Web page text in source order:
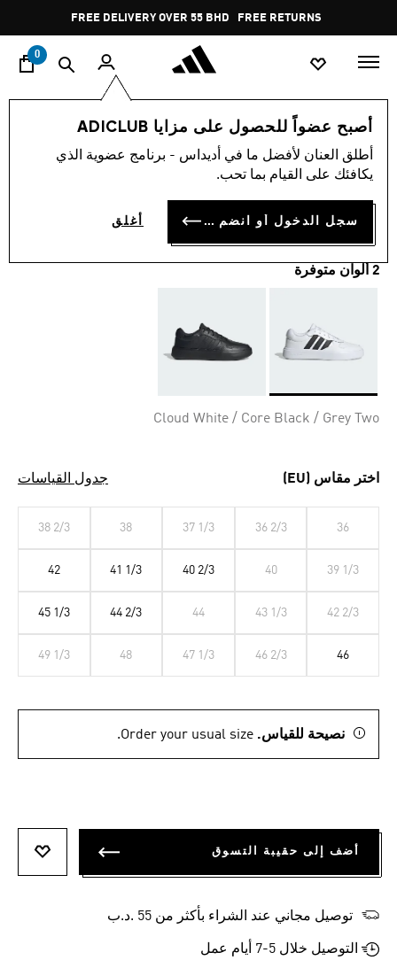
Pause
promotion
rotation
FREE DELIVERY OVER 55 BHD FREE RETURNS
0
أصبح عضواً للحصول على مزايا ADICLUB
أطلق العنان لأفضل ما في أديداس - برنامج عضوية الذي
يكافئك على القيام بما تحب.
سجل الدخول أو انضم الآن أغلق
الرجال أحذية
حذاء LITECOURT
BD 38.75
2 ألوان متوفرة
Cloud White / Core Black / Grey Two
اختر مقاس (EU) جدول القياسات
36
36 2/3
37 1/3
38
38 2/3
39 1/3
40
40 2/3
41 1/3
42
42 2/3
43 1/3
44
44 2/3
45 1/3
46
46 2/3
47 1/3
48
49 1/3
نصيحة للقياس. Order your usual size.
أضف إلى حقيبة التسوق
توصيل مجاني عند الشراء بأكثر من 55 .د.ب‎
التوصيل خلال 5-7 أيام عمل